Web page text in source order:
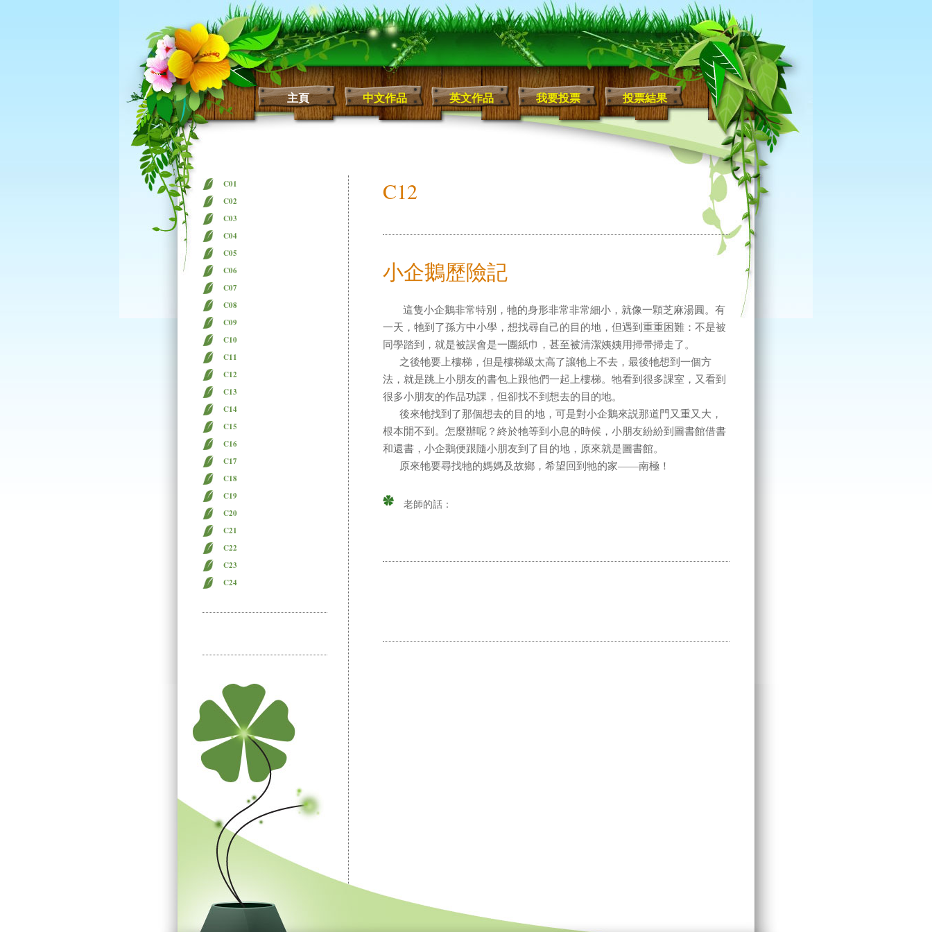
主頁 中文作品 英文作品 我要投票 投票結果
C01
C02
C03
C04
C05
C06
C07
C08
C09
C10
C11
C12
C13
C14
C15
C16
C17
C18
C19
C20
C21
C22
C23
C24
C12
小企鵝歷險記
這隻小企鵝非常特別，牠的身形非常非常細小，就像一顆芝麻湯圓。有
一天，牠到了孫方中小學，想找尋自己的目的地，但遇到重重困難：不是被
同學踏到，就是被誤會是一團紙巾，甚至被清潔姨姨用掃帚掃走了。
之後牠要上樓梯，但是樓梯級太高了讓牠上不去，最後牠想到一個方
法，就是跳上小朋友的書包上跟他們一起上樓梯。牠看到很多課室，又看到
很多小朋友的作品功課，但卻找不到想去的目的地。
後來牠找到了那個想去的目的地，可是對小企鵝來説那道門又重又大，
根本開不到。怎麼辦呢？終於牠等到小息的時候，小朋友紛紛到圖書館借書
和還書，小企鵝便跟隨小朋友到了目的地，原來就是圖書館。
原來牠要尋找牠的媽媽及故鄉，希望回到牠的家——南極！
老師的話：